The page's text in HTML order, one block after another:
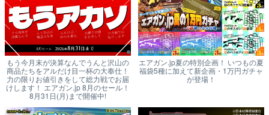
もう今月末が決算なんでうんと沢山の
商品たちをアルだけ目一杯の大奉仕！
力の限りお値引きをして総力戦でお届
けします！ エアガン.jp 8月のセール！
8月31日(月)まで開催中!
エアガン.jp夏の特別企画！ いつもの夏
福袋5種に加えて新企画・1万円ガチャ
が登場！